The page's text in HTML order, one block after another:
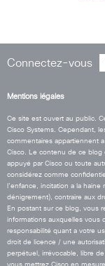
Connectez-vous
Mentions légales
Ce site est ouvert au public.
Cisco Systems. Cependant,
commentaires appartiennent
Cisco. Le contenu de ce blog
appuyé par Cisco ou toute
considérez comme
l’enfance, incitation a la
dénigrement), contraire aux
En postant sur ce blog, vous
informations auxquelles vous
responsabilité quant a votre
droit de licence / une
perpétuel, irrévocable, libre
vous mettrez Cisco en